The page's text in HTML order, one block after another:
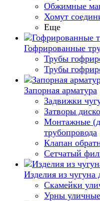
Обжимные
Хомут
Еще
Гофрированные
Трубы
Трубы
Запорная арматура
Задвижки
Затворы
Монтажные
трубопровода
Клапан
Сетчатый
Изделия из чугуна
Скамейки
Урны уличные